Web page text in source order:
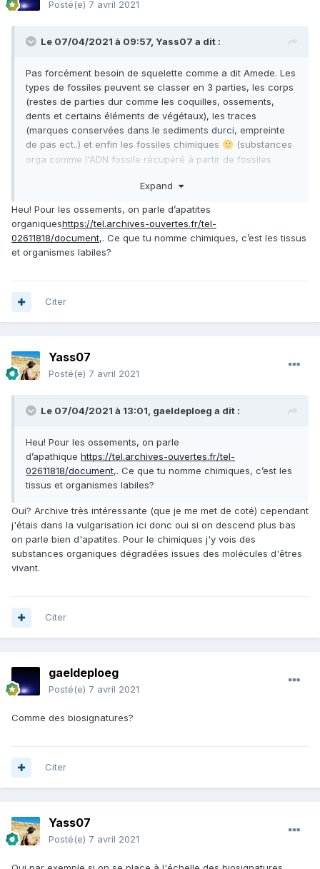
Posté(e) 7 avril 2021
Le 07/04/2021 à 09:57, Yass07 a dit :
Pas forcément besoin de squelette comme a dit Amede. Les
types de fossiles peuvent se classer en 3 parties, les corps
(restes de parties dur comme les coquilles, ossements,
dents et certains éléments de végétaux), les traces
(marques conservées dans le sediments durci, empreinte
de pas ect..) et enfin les fossiles chimiques 🙂 (substances
orga comme l'ADN fossile récupéré à partir de fossiles
qui laisse un vaste champ des possibles
Expand
Heu! Pour les ossements, on parle d’apatites
organiqueshttps://tel.archives-ouvertes.fr/tel-
02611818/document,. Ce que tu nomme chimiques, c’est les tissus
et organismes labiles?
Citer
Yass07
Posté(e) 7 avril 2021
Le 07/04/2021 à 13:01, gaeldeploeg a dit :
Heu! Pour les ossements, on parle
d’apathique https://tel.archives-ouvertes.fr/tel-
02611818/document,. Ce que tu nomme chimiques, c’est les
tissus et organismes labiles?
Oui? Archive très intéressante (que je me met de coté) cependant
j'étais dans la vulgarisation ici donc oui si on descend plus bas
on parle bien d'apatites. Pour le chimiques j'y vois des
substances organiques dégradées issues des molécules d'êtres
vivant.
Citer
gaeldeploeg
Posté(e) 7 avril 2021
Comme des biosignatures?
Citer
Yass07
Posté(e) 7 avril 2021